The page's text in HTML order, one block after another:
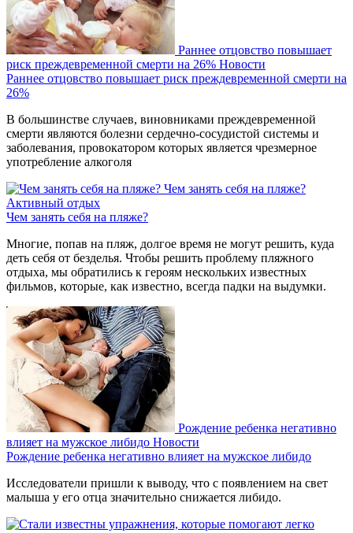
Раннее отцовство повышает
риск преждевременной смерти на 26% Новости
Раннее отцовство повышает риск преждевременной смерти на
26%
В большинстве случаев, виновниками преждевременной
смерти являются болезни сердечно-сосудистой системы и
заболевания, провокатором которых является чрезмерное
употребление алкоголя
Чем занять себя на пляже?
Активный отдых
Чем занять себя на пляже?
Многие, попав на пляж, долгое время не могут решить, куда
деть себя от безделья. Чтобы решить проблему пляжного
отдыха, мы обратились к героям нескольких известных
фильмов, которые, как известно, всегда падки на выдумки.
Рождение ребенка негативно
влияет на мужское либидо Новости
Рождение ребенка негативно влияет на мужское либидо
Исследователи пришли к выводу, что с появлением на свет
малыша у его отца значительно снижается либидо.